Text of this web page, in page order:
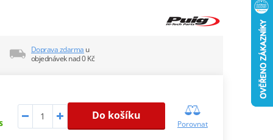
Doprava zdarma u
objednávek nad 0 Kč
Do košíku
Porovnat